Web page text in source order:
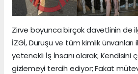
Zirve boyunca birçok davetlinin de
İZGİ, Duruşu ve tüm kimlik ünvanları
yetenekli İş İnsanı olarak; Kendisini
gizlemeyi tercih ediyor; Fakat